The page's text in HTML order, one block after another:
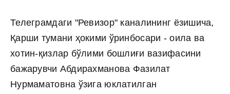
Телеграмдаги "Ревизор" каналининг ёзишича,
Қарши тумани ҳокими ўринбосари - оила ва
хотин-қизлар бўлими бошлиғи вазифасини
бажарувчи Абдирахманова Фазилат
Нурмаматовна ўзига юклатилган